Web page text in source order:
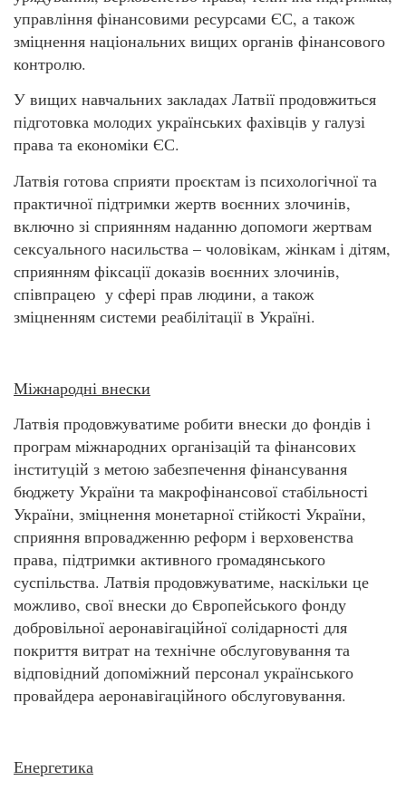
управління фінансовими ресурсами ЄС, а також
зміцнення національних вищих органів фінансового
контролю.
У вищих навчальних закладах Латвії продовжиться
підготовка молодих українських фахівців у галузі
права та економіки ЄС.
Латвія готова сприяти проєктам із психологічної та
практичної підтримки жертв воєнних злочинів,
включно зі сприянням наданню допомоги жертвам
сексуального насильства – чоловікам, жінкам і дітям,
сприянням фіксації доказів воєнних злочинів,
співпрацею у сфері прав людини, а також
зміцненням системи реабілітації в Україні.
Міжнародні внески
Латвія продовжуватиме робити внески до фондів і
програм міжнародних організацій та фінансових
інституцій з метою забезпечення фінансування
бюджету України та макрофінансової стабільності
України, зміцнення монетарної стійкості України,
сприяння впровадженню реформ і верховенства
права, підтримки активного громадянського
суспільства. Латвія продовжуватиме, наскільки це
можливо, свої внески до Європейського фонду
добровільної аеронавігаційної солідарності для
покриття витрат на технічне обслуговування та
відповідний допоміжний персонал українського
провайдера аеронавігаційного обслуговування.
Енергетика